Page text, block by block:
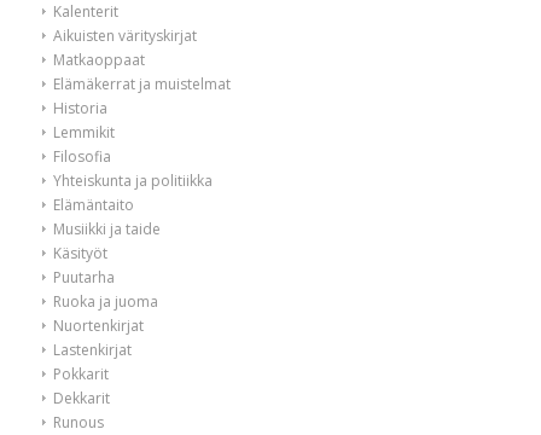
Kalenterit
Aikuisten värityskirjat
Matkaoppaat
Elämäkerrat ja muistelmat
Historia
Lemmikit
Filosofia
Yhteiskunta ja politiikka
Elämäntaito
Musiikki ja taide
Käsityöt
Puutarha
Ruoka ja juoma
Nuortenkirjat
Lastenkirjat
Pokkarit
Dekkarit
Runous